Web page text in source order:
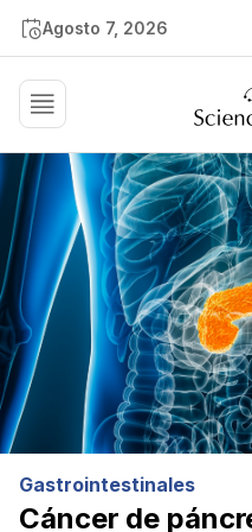
Agosto 7, 2026
Gastrointestinales
Cáncer de